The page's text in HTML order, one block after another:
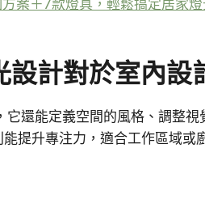
案＋7款燈具，輕鬆搞定居家
設計對於室內設
它還能定義空間的風格、調整
提升專注力，適合工作區域或